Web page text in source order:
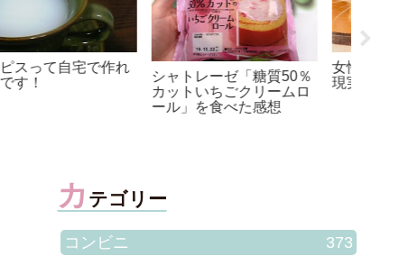
シャトレーゼ「糖質50％
カットいちごクリームロ
女性には夢を♪男性には
現実を♪
カ テゴリー
コンビニ
373